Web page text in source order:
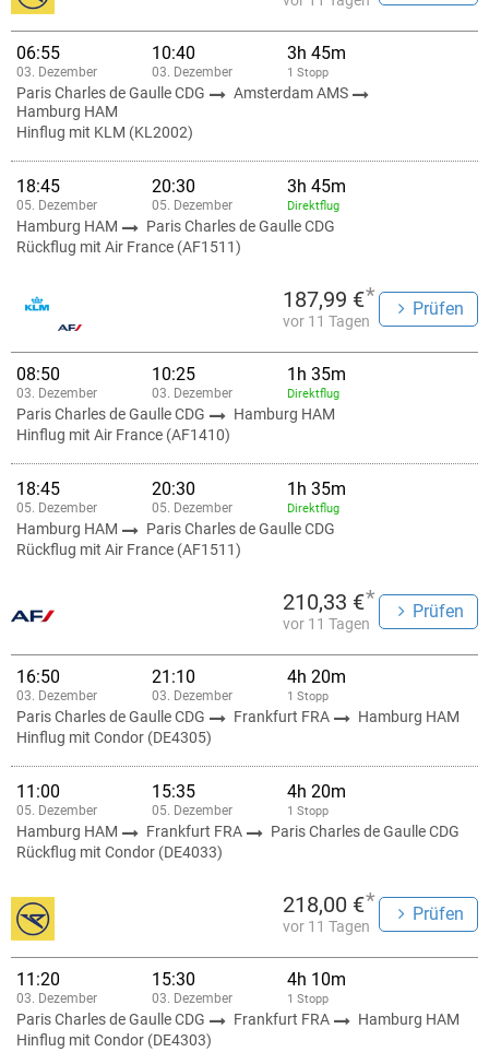
06:55
03. Dezember
10:40
03. Dezember
3h 45m
1 Stopp
Paris Charles de Gaulle CDG
Amsterdam AMS
Hamburg HAM
Hinflug mit KLM (KL2002)
18:45
05. Dezember
20:30
05. Dezember
3h 45m
Direktflug
Hamburg HAM
Paris Charles de Gaulle CDG
Rückflug mit Air France (AF1511)
187,99 €*
vor 11 Tagen
Prüfen
08:50
03. Dezember
10:25
03. Dezember
1h 35m
Direktflug
Paris Charles de Gaulle CDG
Hamburg HAM
Hinflug mit Air France (AF1410)
18:45
05. Dezember
20:30
05. Dezember
1h 35m
Direktflug
Hamburg HAM
Paris Charles de Gaulle CDG
Rückflug mit Air France (AF1511)
210,33 €*
vor 11 Tagen
Prüfen
16:50
03. Dezember
21:10
03. Dezember
4h 20m
1 Stopp
Paris Charles de Gaulle CDG Frankfurt FRA
Hamburg HAM
Hinflug mit Condor (DE4305)
11:00
05. Dezember
15:35
05. Dezember
4h 20m
1 Stopp
Hamburg HAM Frankfurt FRA
Paris Charles de Gaulle CDG
Rückflug mit Condor (DE4033)
218,00 €*
vor 11 Tagen
Prüfen
11:20
03. Dezember
15:30
03. Dezember
4h 10m
1 Stopp
Paris Charles de Gaulle CDG Frankfurt FRA
Hamburg HAM
Hinflug mit Condor (DE4303)